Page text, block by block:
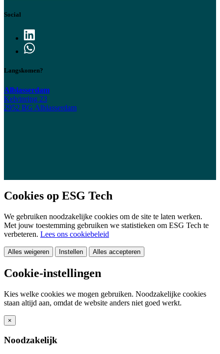
Social
Langskomen?
Alblasserdam
Kelvinring 23
2952 BG Alblasserdam
Cookies op ESG Tech
We gebruiken noodzakelijke cookies om de site te laten werken.
Met jouw toestemming gebruiken we statistieken om ESG Tech te
verbeteren. Lees ons cookiebeleid
Alles weigeren Instellen Alles accepteren
Cookie-instellingen
Kies welke cookies we mogen gebruiken. Noodzakelijke cookies
staan altijd aan, omdat de website anders niet goed werkt.
×
Noodzakelijk